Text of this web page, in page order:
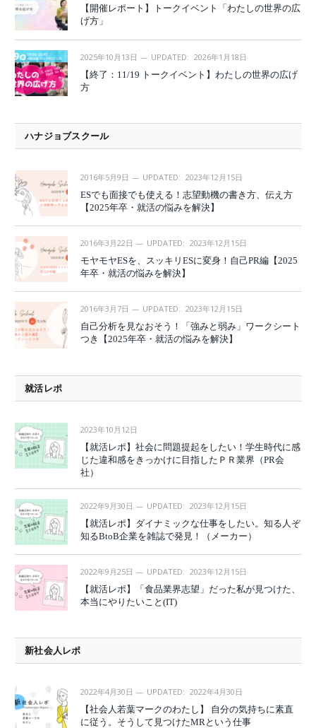
【開催レポート】トークイベント「わたしの世界の広
げ方」
2025年10月13日 UPDATED: 2026年1月18日
【終了：11/19 トークイベント】わたしの世界の広げ
方
ハナジョブスクール
2016年5月9日 UPDATED: 2023年12月15日
ESでも面接でも使える！志望動機の書き方、伝え方
【2025年卒・就活の悩みを解決】
2016年3月22日 UPDATED: 2023年12月15日
モヤモヤESを、スッキリESに変身！自己PR編【2025
年卒・就活の悩みを解決】
2016年3月7日 UPDATED: 2023年12月15日
自己分析を見なおそう！「強みと弱み」ワークシート
つき【2025年卒・就活の悩みを解決】
就活レポ
2023年10月12日
【就活レポ】社会に問題提起をしたい！学生時代に感
じた違和感をきっかけに目指したＰＲ業界（PR会
社）
2022年9月30日 UPDATED: 2023年12月15日
【就活レポ】ダイナミックな仕事をしたい。知る人ぞ
知るBtoB企業を雑誌で発見！（メーカー）
2022年9月25日 UPDATED: 2023年12月15日
【就活レポ】「食品業界志望」だった私が見つけた、
本当にやりたいこと(IT)
新社会人レポ
2022年4月30日 UPDATED: 2022年4月30日
【社会人若葉マークのわたし】 自分の気持ちに素直
に従う。そうして見つけたMRという仕事